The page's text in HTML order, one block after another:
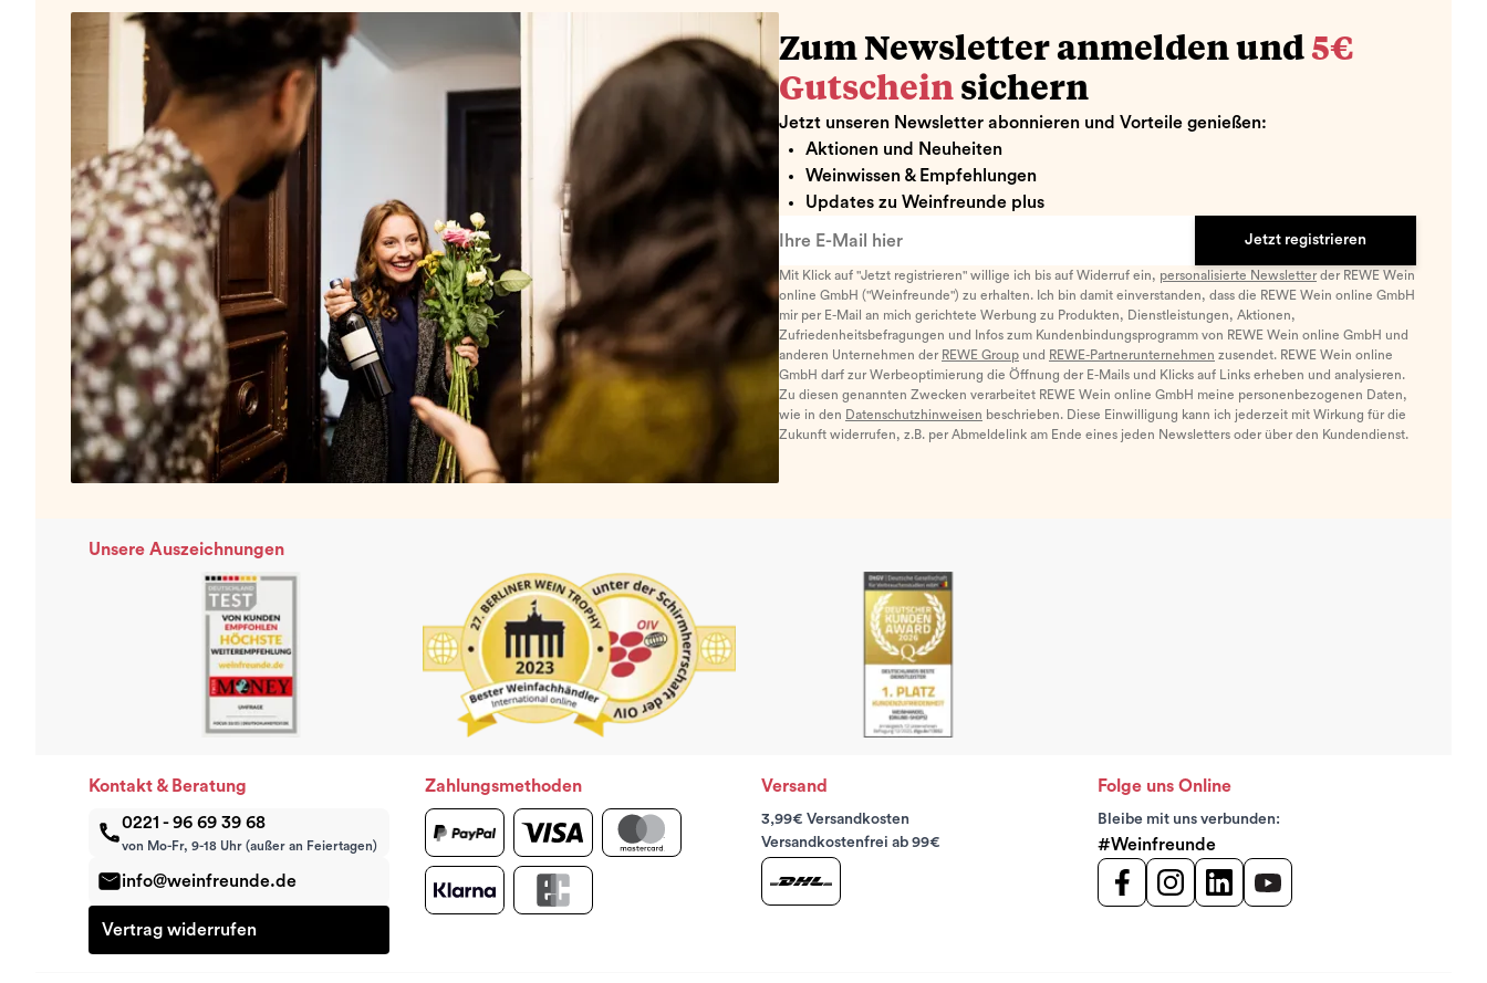
Zum Newsletter anmelden und 5€
Gutschein sichern
Jetzt unseren Newsletter abonnieren und Vorteile genießen:
Aktionen und Neuheiten
Weinwissen & Empfehlungen
Updates zu Weinfreunde plus
Jetzt registrieren
Mit Klick auf "Jetzt registrieren" willige ich bis auf Widerruf ein, personalisierte Newsletterder REWE Wein
online GmbH ("Weinfreunde") zu erhalten. Ich bin damit einverstanden, dass die REWE Wein online GmbH
mir per E-Mail an mich gerichtete Werbung zu Produkten, Dienstleistungen, Aktionen,
Zufriedenheitsbefragungen und Infos zum Kundenbindungsprogramm von REWE Wein online GmbH und
anderen Unternehmen der REWE Group und REWE-Partnerunternehmen zusendet. REWE Wein online
GmbH darf zur Werbeoptimierung die Öffnung der E-Mails und Klicks auf Links erheben und analysieren.
Zu diesen genannten Zwecken verarbeitet REWE Wein online GmbH meine personenbezogenen Daten,
wie in den Datenschutzhinweisen beschrieben. Diese Einwilligung kann ich jederzeit mit Wirkung für die
Zukunft widerrufen, z.B. per Abmeldelink am Ende eines jeden Newsletters oder über den Kundendienst.
Unsere Auszeichnungen
Kontakt & Beratung
0221 - 96 69 39 68
von Mo-Fr, 9-18 Uhr (außer an Feiertagen)
info@weinfreunde.de
Vertrag widerrufen
Zahlungsmethoden Versand
3,99€ Versandkosten
Versandkostenfrei ab 99€
Folge uns Online
Bleibe mit uns verbunden:
#Weinfreunde